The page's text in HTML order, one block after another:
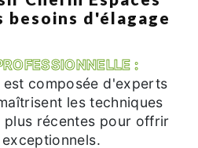
besoins d'élagage
:
composée d'experts
les techniques
plus récentes pour offrir